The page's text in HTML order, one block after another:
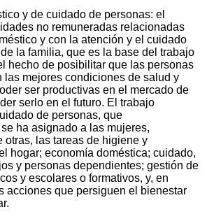
y de cuidado de personas: el
no remuneradas relacionadas
y con la atención y el cuidado
la familia, que es la base del trabajo
hecho de posibilitar que las personas
las mejores condiciones de salud y
ser productivas en el mercado de
serlo en el futuro. El trabajo
de personas, que
ha asignado a las mujeres,
otras, las tareas de higiene y
hogar; economía doméstica; cuidado,
y personas dependientes; gestión de
y escolares o formativos, y, en
acciones que persiguen el bienestar